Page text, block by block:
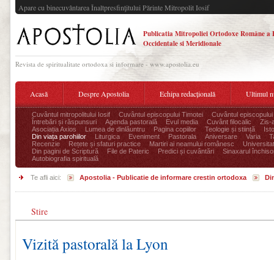
Apare cu binecuvântarea Înaltpresfinţitului Părinte Mitropolit Iosif
Publicatia Mitropoliei Ortodoxe Române a
Occidentale si Meridionale
Revista de spiritualitate ortodoxa si informare - www.apostolia.eu
Acasă Despre Apostolia Echipa redacțională Ultimul
Cuvântul mitropolitului Iosif Cuvântul episcopului Timotei
Cuvântul episcopului
Întrebări și răspunsuri
Agenda pastorală Evul media Cuvânt filocalic
Zis-
Asociația Axios
Lumea de dinlăuntru Pagina copiilor Teologie și stiință
Din viața parohiilor
Liturgica Eveniment Pastorala Aniversare Varia
Recenzie
Rețete și sfaturi practice Martiri ai neamului românesc
Din pagini de Scriptură
File de Pateric Predici și cuvântări
Sinaxarul
Autobiografia spirituală
Te afli aici: Apostolia - Publicatie de informare crestin ortodoxa
Stire
Vizită pastorală la Lyon